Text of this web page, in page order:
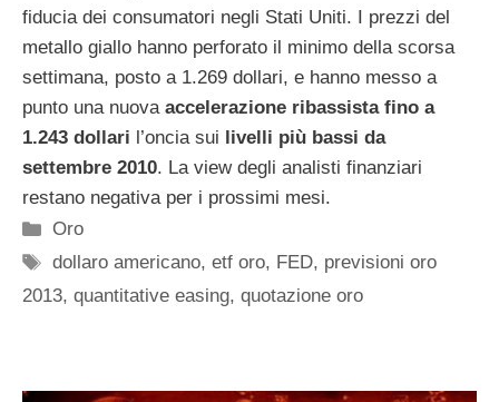
fiducia dei consumatori negli Stati Uniti. I prezzi del
metallo giallo hanno perforato il minimo della scorsa
settimana, posto a 1.269 dollari, e hanno messo a
punto una nuova accelerazione ribassista fino a
1.243 dollari l’oncia sui
livelli più bassi da
settembre 2010. La view degli analisti finanziari
restano negativa per i prossimi mesi.
Categorie
Oro
Tag
dollaro americano,etf oro, FED, previsioni oro
2013, quantitative easing, quotazione oro